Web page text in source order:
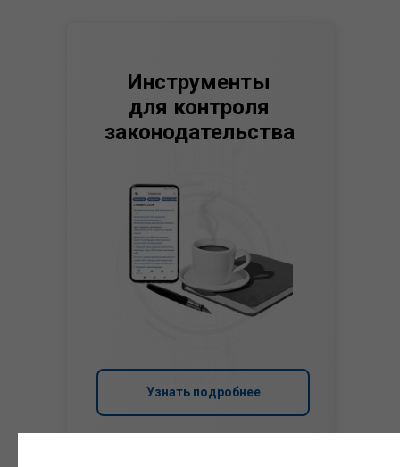
Узнать подробнее
Инструменты
для контроля
законодательства